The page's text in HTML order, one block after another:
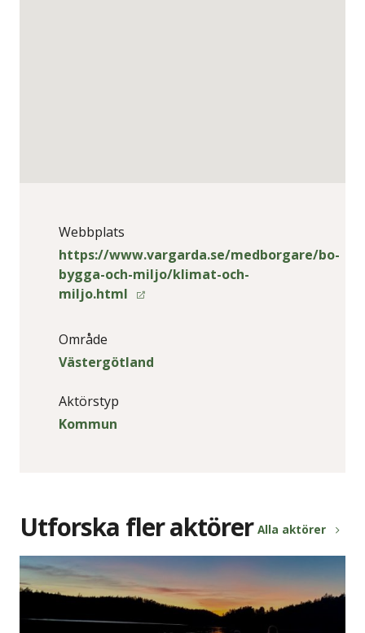
Webbplats
https://www.vargarda.se/medborgare/bo-
bygga-och-miljo/klimat-och-
miljo.html
Område
Västergötland
Aktörstyp
Kommun
Utforska fler aktörer Alla aktörer